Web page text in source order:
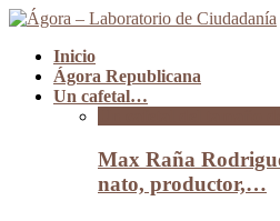
Inicio
Ágora Republicana
Un cafetal…
Max Raña
nato, productor,…